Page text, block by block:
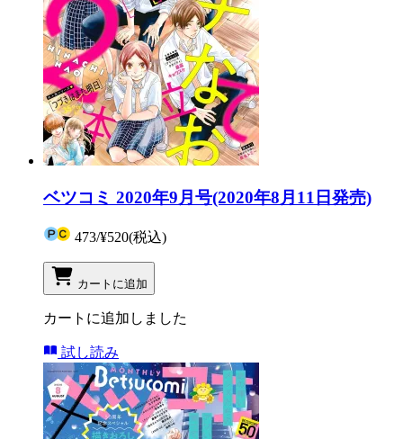
ベツコミ 2020年9月号(2020年8月11日発売)
473/¥520(税込)
カートに追加
カートに追加しました
試し読み